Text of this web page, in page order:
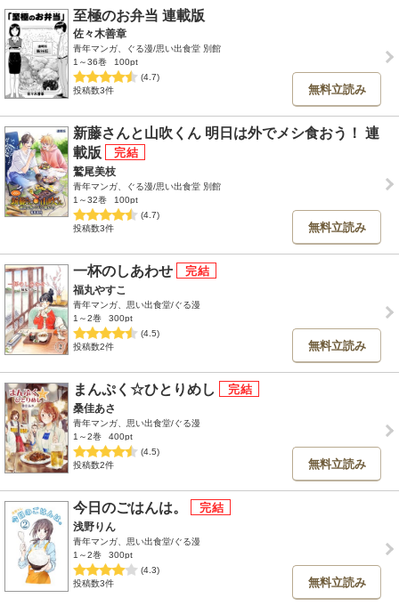
至極のお弁当 連載版
佐々木善章
青年マンガ、ぐる漫/思い出食堂 別館
1～36巻
100pt
(4.7)
投稿数3件
無料立読み
新藤さんと山吹くん 明日は外でメシ食おう！ 連
載版
鷲尾美枝
青年マンガ、ぐる漫/思い出食堂 別館
1～32巻
100pt
(4.7)
投稿数3件
無料立読み
一杯のしあわせ
福丸やすこ
青年マンガ、思い出食堂/ぐる漫
1～2巻
300pt
(4.5)
投稿数2件
無料立読み
まんぷく☆ひとりめし
桑佳あさ
青年マンガ、思い出食堂/ぐる漫
1～2巻
400pt
(4.5)
投稿数2件
無料立読み
今日のごはんは。
浅野りん
青年マンガ、思い出食堂/ぐる漫
1～2巻
300pt
(4.3)
投稿数3件
無料立読み